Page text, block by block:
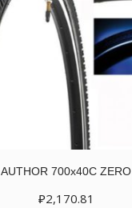
AUTHOR 700х40C ZERO
₽2,170.81